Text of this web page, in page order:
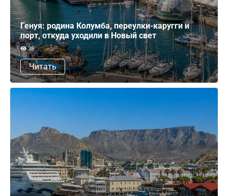
Генуя: родина Колумба, переулки-каругги и
порт, откуда уходили в Новый свет
38
Читать